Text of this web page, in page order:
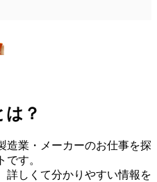
？
造業・メーカーのお仕事を探
す。
詳しくて分かりやすい情報を